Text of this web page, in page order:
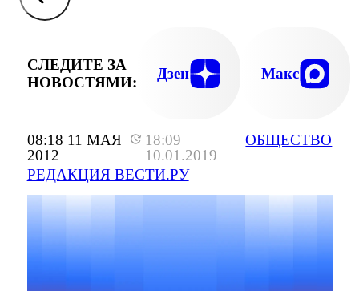
08:18 11 МАЯ
2012
18:09
10.01.2019
РЕДАКЦИЯ ВЕСТИ.РУ
ОБЩЕСТВО
СЛЕДИТЕ ЗА
НОВОСТЯМИ:
Дзен Макс